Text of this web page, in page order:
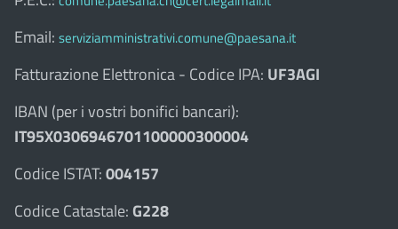
Email: serviziamministrativi.comune@paesana.it
Fatturazione Elettronica - Codice IPA: UF3AGI
IBAN (per i vostri bonifici bancari):
IT95X0306946701100000300004
Codice ISTAT:004157
Codice Catastale:G228